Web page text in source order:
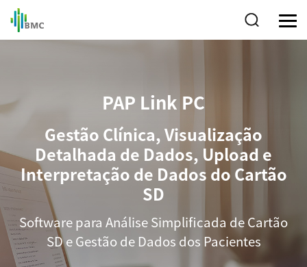
PAP Link PC
Gestão Clínica, Visualização
Detalhada de Dados, Upload e
Interpretação de Dados do Cartão
SD
Software para Análise Simplificada de Cartão
SD e Gestão de Dados dos Pacientes